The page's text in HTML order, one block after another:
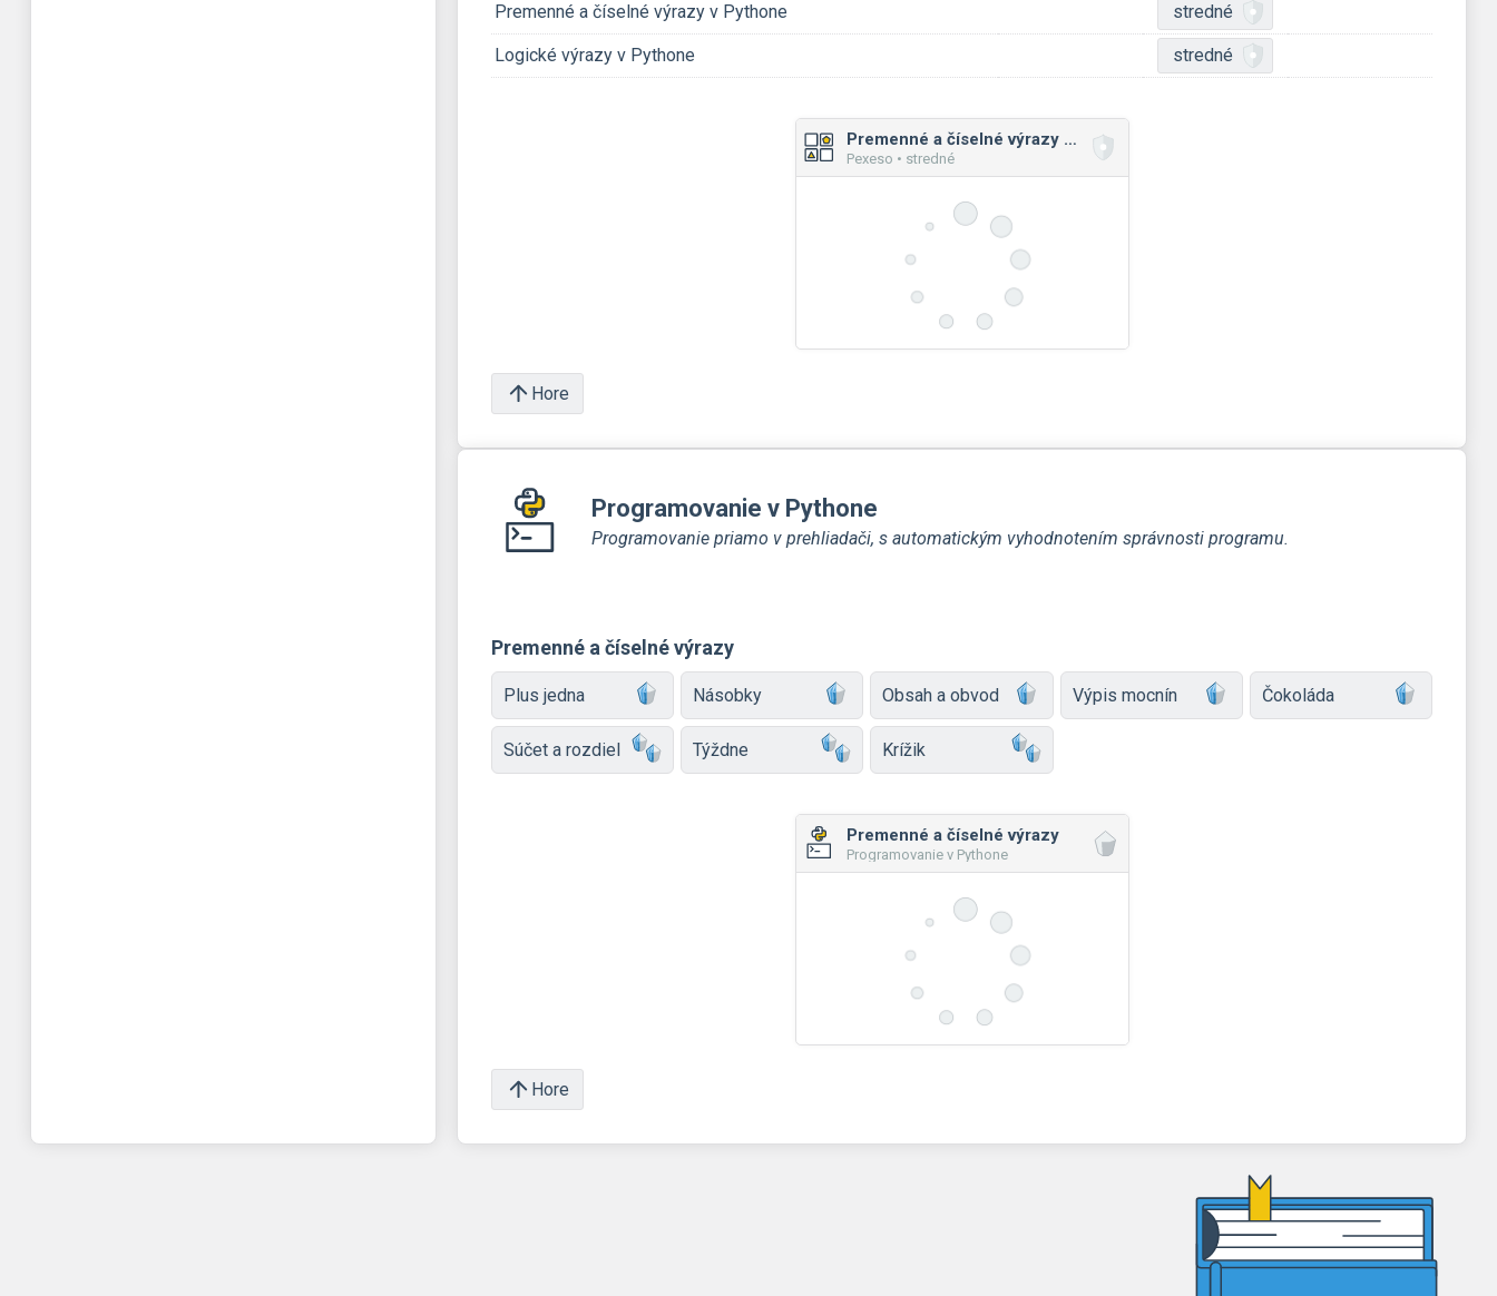
Premenné a číselné výrazy v Pythone
stredné
Logické výrazy v Pythone stredné
Premenné a číselné výrazy v Pythone
Pexeso • stredné
Hore
Programovanie v Pythone
Programovanie priamo v prehliadači, s automatickým vyhodnotením správnosti programu.
Premenné a číselné výrazy
Plus jedna Násobky Obsah a obvod Výpis mocnín Čokoláda
Súčet a rozdiel Týždne Krížik
Premenné a číselné výrazy
Programovanie v Pythone
Hore